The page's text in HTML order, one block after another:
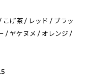
こげ茶 / レッド / ブラッ
/ ヤケヌメ / オレンジ /